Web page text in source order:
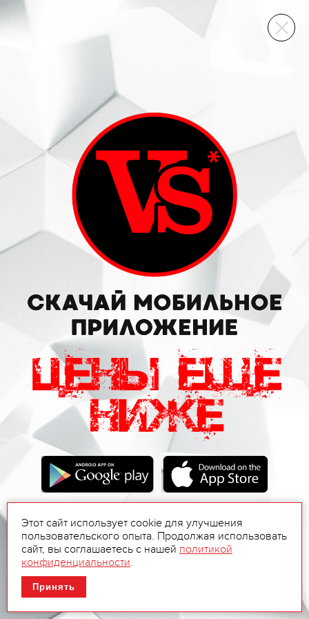
ВИННЫЙ СКЛАД
Этот сайт использует cookie для улучшения
пользовательского опыта. Продолжая использовать
сайт, вы соглашаетесь с нашей политикой
конфиденциальности.
Принять